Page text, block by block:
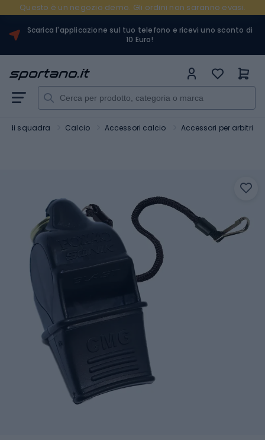
Questo è un negozio demo. Gli ordini non saranno evasi.
Scarica l'applicazione sul tuo telefono e ricevi uno sconto di
10 Euro!
di squadra Calcio Accessori calcio Accessori per arbitri